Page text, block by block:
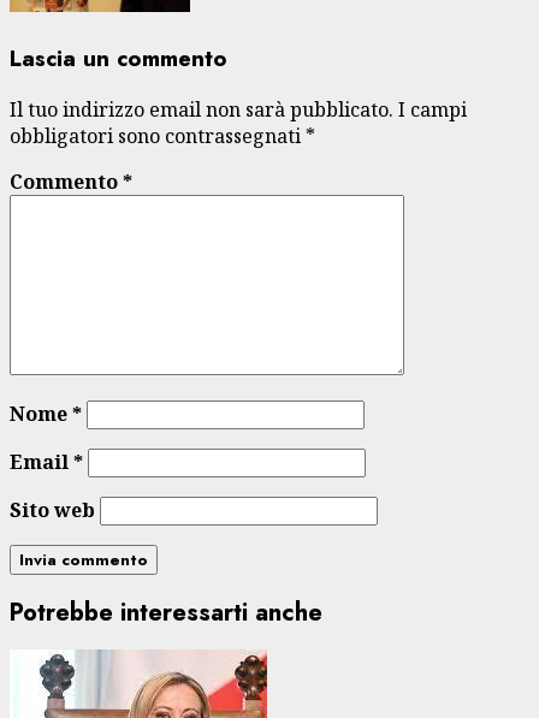
Lascia un commento
Il tuo indirizzo email non sarà pubblicato. I campi
obbligatori sono contrassegnati *
Commento*
Nome*
Email*
Sito web
Potrebbe interessarti anche